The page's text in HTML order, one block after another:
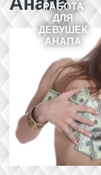
РАБОТА
ДЛЯ
ДЕВУШЕК
АНАПА